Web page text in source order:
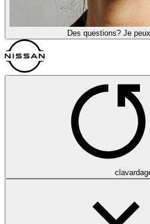
Des questions? Je